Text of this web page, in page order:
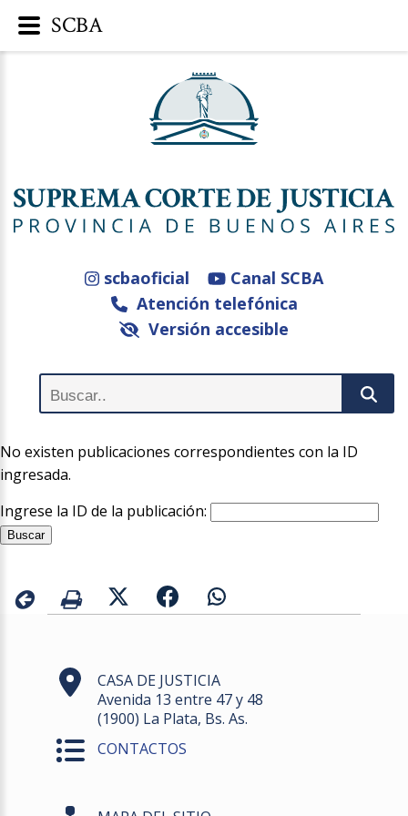
scbaoficial
Canal SCBA
Atención telefónica
Versión accesible
No existen publicaciones correspondientes con la ID
ingresada.
Ingrese la ID de la publicación:
CASA DE JUSTICIA
Avenida 13 entre 47 y 48
(1900) La Plata, Bs. As.
CONTACTOS
SCBA